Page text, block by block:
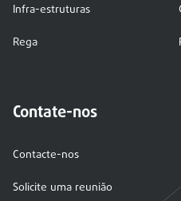
Infra-estruturas
Rega
Contate-nos
Contacte-nos
Solicite uma reunião